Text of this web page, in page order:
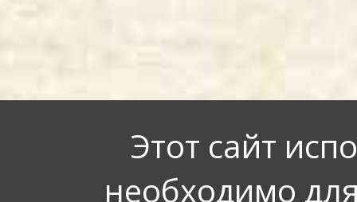
Этот сайт
необходимо